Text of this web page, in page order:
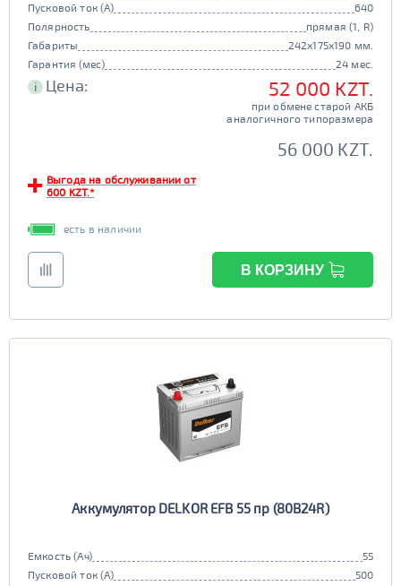
Пусковой ток (А)
640
Полярность
прямая (1, R)
Габариты
242x175x190 мм.
Гарантия (мес)
24 мес.
i Цена: 52 000 KZT.
при обмене старой АКБ
аналогичного типоразмера
56 000 KZT.
Выгода на обслуживании от
600 KZT.*
есть в наличии
В КОРЗИНУ
Аккумулятор DELKOR EFB 55 пр (80B24R)
Емкость (Ач)
55
Пусковой ток (А)
500